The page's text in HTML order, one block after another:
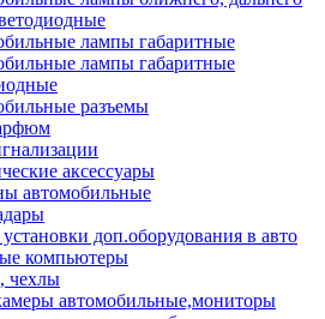
лампы габаритные
лампы габаритные
разъемы
аксессуары
автомобильные
доп.оборудования в авто
компьютеры
чехлы
автомобильные,мониторы